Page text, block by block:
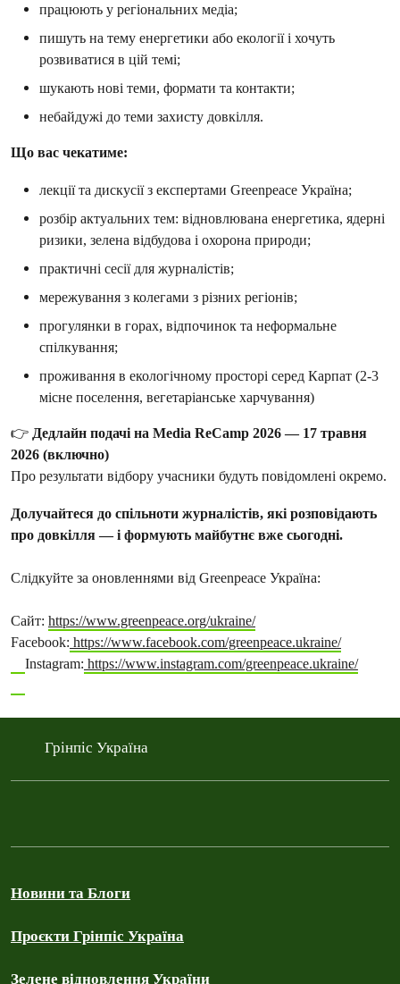
працюють у регіональних медіа;
пишуть на тему енергетики або екології і хочуть
розвиватися в цій темі;
шукають нові теми, формати та контакти;
небайдужі до теми захисту довкілля.
Що вас чекатиме:
лекції та дискусії з експертами Greenpeace Україна;
розбір актуальних тем: відновлювана енергетика, ядерні
ризики, зелена відбудова і охорона природи;
практичні сесії для журналістів;
мережування з колегами з різних регіонів;
прогулянки в горах, відпочинок та неформальне
спілкування;
проживання в екологічному просторі серед Карпат (2-3
місне поселення, вегетаріанське харчування)
👉 Дедлайн подачі на Media ReCamp 2026 — 17 травня
2026 (включно)
Про результати відбору учасники будуть повідомлені окремо.
Долучайтеся до спільноти журналістів, які розповідають
про довкілля — і формують майбутнє вже сьогодні.
Слідкуйте за оновленнями від Greenpeace Україна:
Сайт: https://www.greenpeace.org/ukraine/
Facebook: https://www.facebook.com/greenpeace.ukraine/
Instagram: https://www.instagram.com/greenpeace.ukraine/
Грінпіс Україна
Новини та Блоги
Проєкти Грінпіс Україна
Зелене відновлення України